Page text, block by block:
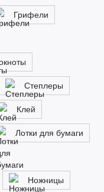
Грифели
Степлеры
Клей
Лотки для бумаги
Ножницы